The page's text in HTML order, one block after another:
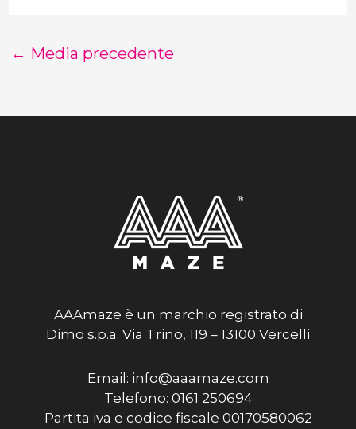
← Media precedente
AAAmaze è un marchio registrato di
Dimo s.p.a. Via Trino, 119 – 13100 Vercelli
Email: info@aaamaze.com
Telefono: 0161 250694
Partita iva e codice fiscale 00170580062